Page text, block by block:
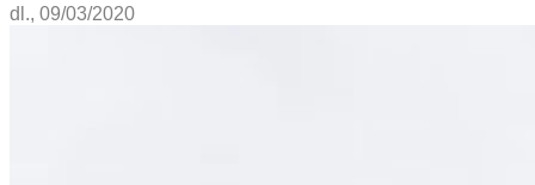
dl., 09/03/2020